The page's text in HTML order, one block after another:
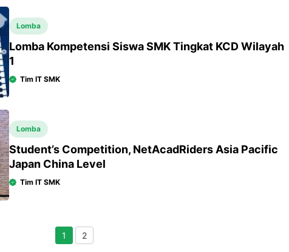
Lomba
Lomba Kompetensi Siswa SMK Tingkat KCD Wilayah
1
Tim IT SMK
Lomba
Student’s Competition, NetAcadRiders Asia Pacific
Japan China Level
Tim IT SMK
1 2